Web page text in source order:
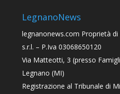
LegnanoNews
legnanonews.com Proprietà
s.r.l. – P.Iva 03068650120
Via Matteotti, 3 (presso
Legnano (MI)
Registrazione al Tribunale di